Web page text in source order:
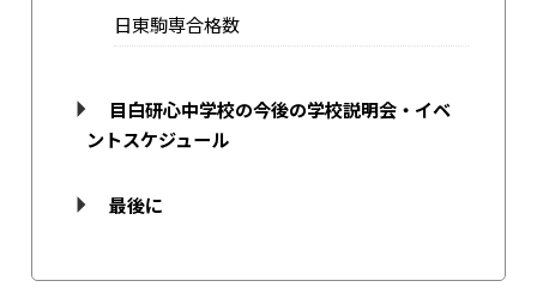
日東駒専合格数
目白研心中学校の今後の学校説明会・イベ
ントスケジュール
最後に